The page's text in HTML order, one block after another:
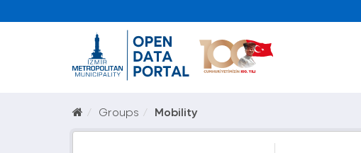
Groups Mobility